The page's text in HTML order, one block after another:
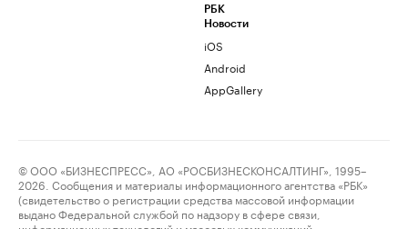
РБК
Новости
iOS
Android
AppGallery
© ООО «БИЗНЕСПРЕСС», АО «РОСБИЗНЕСКОНСАЛТИНГ», 1995–
2026. Сообщения и материалы информационного агентства «РБК»
(свидетельство о регистрации средства массовой информации
выдано Федеральной службой по надзору в сфере связи,